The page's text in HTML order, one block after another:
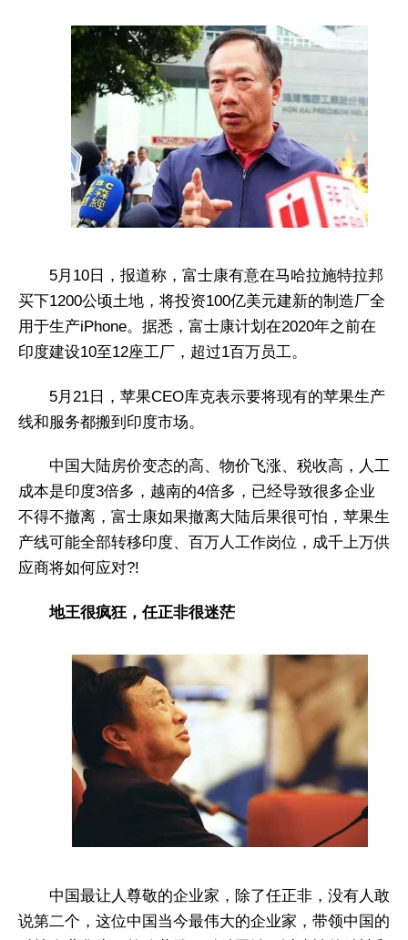
5月10日，报道称，富士康有意在马哈拉施特拉邦
买下1200公顷土地，将投资100亿美元建新的制造厂全
用于生产iPhone。据悉，富士康计划在2020年之前在
印度建设10至12座工厂，超过1百万员工。
5月21日，苹果CEO库克表示要将现有的苹果生产
线和服务都搬到印度市场。
中国大陆房价变态的高、物价飞涨、税收高，人工
成本是印度3倍多，越南的4倍多，已经导致很多企业
不得不撤离，富士康如果撤离大陆后果很可怕，苹果生
产线可能全部转移印度、百万人工作岗位，成千上万供
应商将如何应对?!
地王很疯狂，任正非很迷茫
中国最让人尊敬的企业家，除了任正非，没有人敢
说第二个，这位中国当今最伟大的企业家，带领中国的